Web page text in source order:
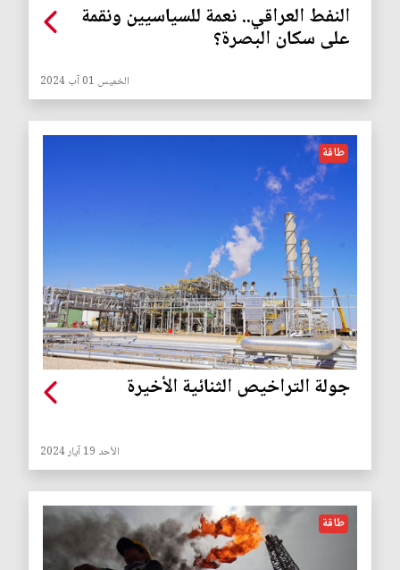
النفط العراقي.. نعمة للسياسيين ونقمة
على سكان البصرة؟
الخميس 01 آب 2024
طاقة
جولة التراخيص الثنائية الأخيرة
الأحد 19 آيار 2024
طاقة